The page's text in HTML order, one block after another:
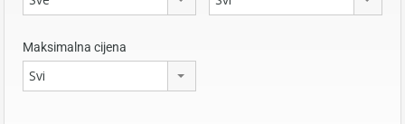
Maksimalna cijena
Svi